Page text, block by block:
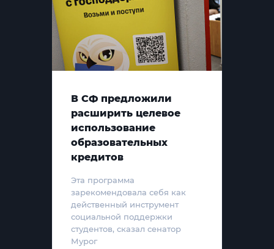
В СФ предложили
расширить целевое
использование
образовательных
кредитов
Эта программа
зарекомендовала себя как
действенный инструмент
социальной поддержки
студентов, сказал сенатор
Мурог